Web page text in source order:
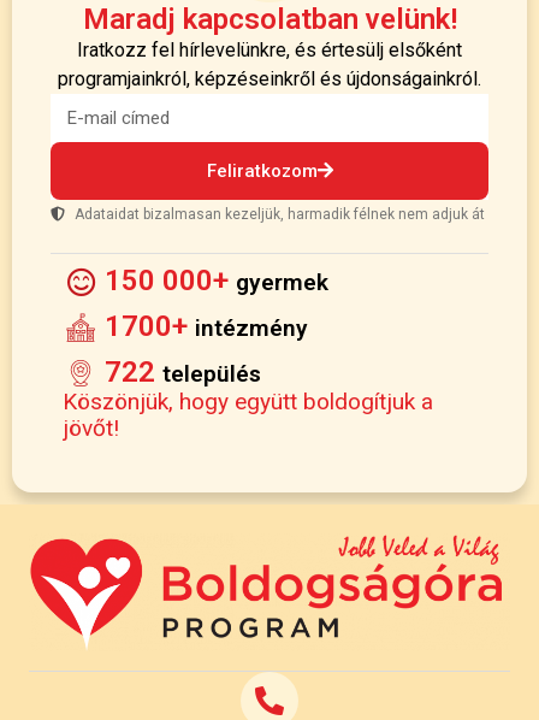
Maradj kapcsolatban velünk!
Iratkozz fel hírlevelünkre, és értesülj elsőként
programjainkról, képzéseinkről és újdonságainkról.
Feliratkozom
Adataidat bizalmasan kezeljük, harmadik félnek nem adjuk át
150 000+ gyermek
1700+ intézmény
722 település
Köszönjük, hogy együtt boldogítjuk a
jövőt!